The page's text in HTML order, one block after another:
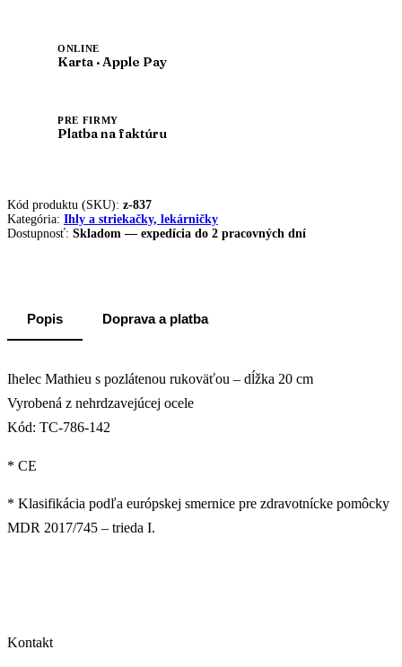
ONLINE
Karta · Apple Pay
PRE FIRMY
Platba na faktúru
Kód produktu (SKU): z-837
Kategória: Ihly a striekačky, lekárničky
Dostupnosť: Skladom — expedícia do 2 pracovných dní
Popis Doprava a platba
Ihelec Mathieu s pozlátenou rukoväťou – dĺžka 20 cm
Vyrobená z nehrdzavejúcej ocele
Kód: TC-786-142
* CE
* Klasifikácia podľa európskej smernice pre zdravotnícke pomôcky
MDR 2017/745 – trieda I.
Kontakt